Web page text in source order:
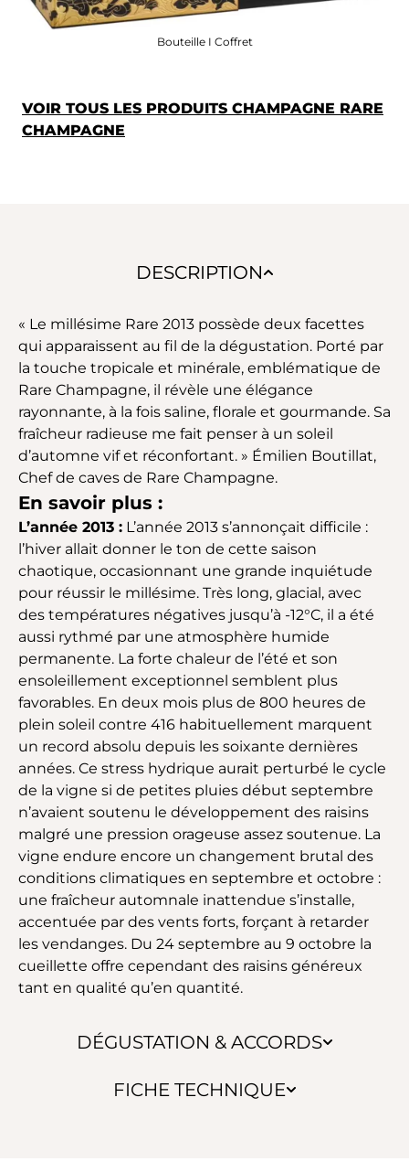
Bouteille I Coffret
VOIR TOUS LES PRODUITS CHAMPAGNE RARE
CHAMPAGNE
DESCRIPTION
DÉGUSTATION & ACCORDS
FICHE TECHNIQUE
« Le millésime Rare 2013 possède deux facettes
qui apparaissent au fil de la dégustation. Porté par
la touche tropicale et minérale, emblématique de
Rare Champagne, il révèle une élégance
rayonnante, à la fois saline, florale et gourmande. Sa
fraîcheur radieuse me fait penser à un soleil
d’automne vif et réconfortant. » Émilien Boutillat,
Chef de caves de Rare Champagne.
En savoir plus :
L’année 2013 : L’année 2013 s’annonçait difficile :
l’hiver allait donner le ton de cette saison
chaotique, occasionnant une grande inquiétude
pour réussir le millésime. Très long, glacial, avec
des températures négatives jusqu’à -12°C, il a été
aussi rythmé par une atmosphère humide
permanente. La forte chaleur de l’été et son
ensoleillement exceptionnel semblent plus
favorables. En deux mois plus de 800 heures de
plein soleil contre 416 habituellement marquent
un record absolu depuis les soixante dernières
années. Ce stress hydrique aurait perturbé le cycle
de la vigne si de petites pluies début septembre
n’avaient soutenu le développement des raisins
malgré une pression orageuse assez soutenue. La
vigne endure encore un changement brutal des
conditions climatiques en septembre et octobre :
une fraîcheur automnale inattendue s’installe,
accentuée par des vents forts, forçant à retarder
les vendanges. Du 24 septembre au 9 octobre la
cueillette offre cependant des raisins généreux
tant en qualité qu’en quantité.